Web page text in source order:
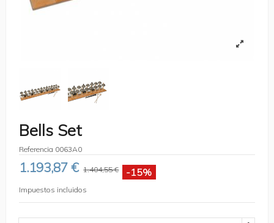
Bells Set
Referencia 0063A0
1.193,87 € 1.404,55 € -15%
Impuestos incluidos